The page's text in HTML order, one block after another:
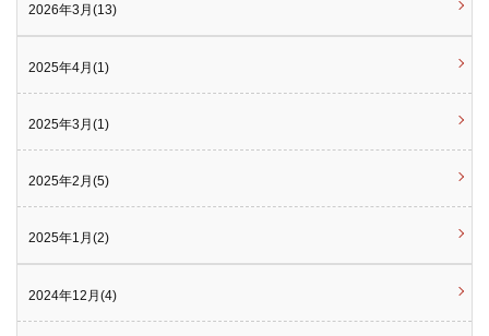
2026年3月(13)
2025年4月(1)
2025年3月(1)
2025年2月(5)
2025年1月(2)
2024年12月(4)